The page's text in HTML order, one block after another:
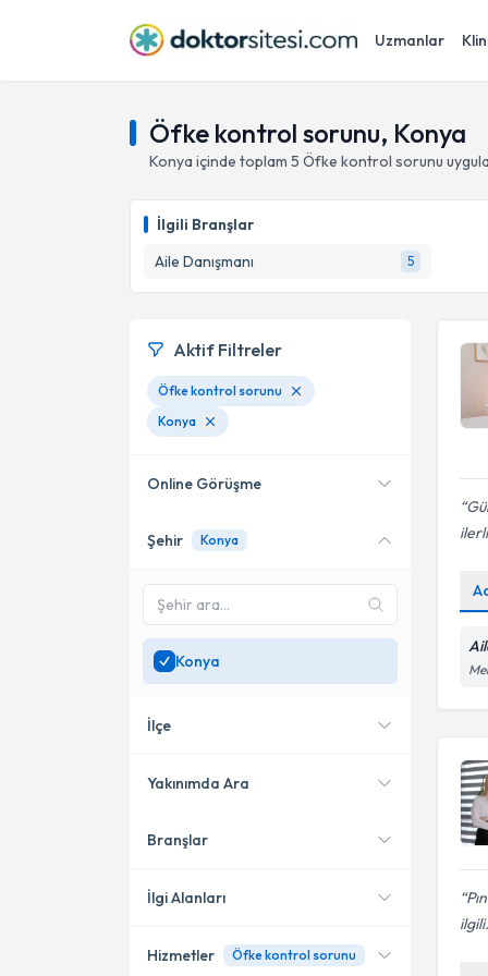
Uzmanlar
Öfke kontrol sorunu, Konya
Konya içinde toplam 5 Öfke kontrol sorunu
İlgili Branşlar
Aile Danışmanı
5
Aktif Filtreler
Öfke kontrol sorunu
Konya
Online Görüşme
Online danışmanlık sunan
SadeceKonya
uzman ara
Şehir Konya
Konya
İlçe
Meram
Selçuklu
Yakınımda Ara
Konumuma yakın uzmanları
Branşlar
Aile Danışmanı
İlgi Alanları
Hizmetler Öfke kontrol sorunu